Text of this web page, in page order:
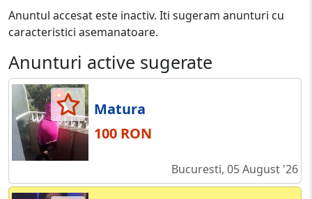
Anuntul accesat este inactiv. Iti sugeram anunturi cu
caracteristici asemanatoare.
Anunturi active sugerate
Matura
100 RON
Bucuresti, 05 August '26